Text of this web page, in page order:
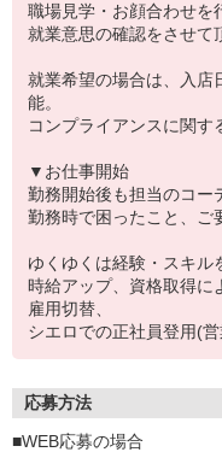
職場見学・お顔合わせを
就業意思の確認をさせて
就業希望の場合は、入店
能。
コンプライアンスに関す
▼お仕事開始
勤務開始後も担当のコー
勤務時で困ったこと、ご
ゆくゆくは経験・スキル
時給アップ、資格取得に
雇用切替、
シエロでの正社員登用(
応募方法
■WEB応募の場合